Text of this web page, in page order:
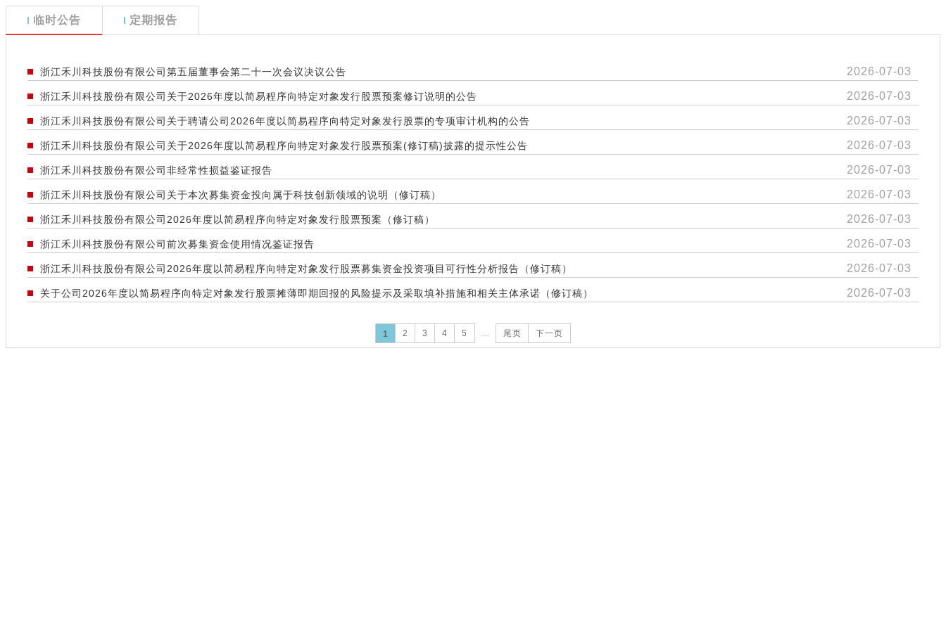
临时公告 定期报告
浙江禾川科技股份有限公司第五届董事会第二十一次会议决议公告 2026-07-03
浙江禾川科技股份有限公司关于2026年度以简易程序向特定对象发行股票预案修订说明的公告 2026-07-03
浙江禾川科技股份有限公司关于聘请公司2026年度以简易程序向特定对象发行股票的专项审计机构的公告 2026-07-03
浙江禾川科技股份有限公司关于2026年度以简易程序向特定对象发行股票预案(修订稿)披露的提示性公告 2026-07-03
浙江禾川科技股份有限公司非经常性损益鉴证报告 2026-07-03
浙江禾川科技股份有限公司关于本次募集资金投向属于科技创新领域的说明（修订稿） 2026-07-03
浙江禾川科技股份有限公司2026年度以简易程序向特定对象发行股票预案（修订稿） 2026-07-03
浙江禾川科技股份有限公司前次募集资金使用情况鉴证报告 2026-07-03
浙江禾川科技股份有限公司2026年度以简易程序向特定对象发行股票募集资金投资项目可行性分析报告（修订稿） 2026-07-03
关于公司2026年度以简易程序向特定对象发行股票摊薄即期回报的风险提示及采取填补措施和相关主体承诺（修订稿） 2026-07-03
1 2 3 4 5 … 尾页 下一页